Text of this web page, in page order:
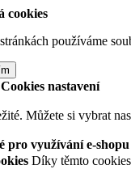
cookies
používáme
Cookies nastavení
Můžete si vybrat
pro využívání e-shopu
Díky těmto